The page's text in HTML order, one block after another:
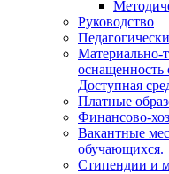
Руководство
Материально-
оснащенность
Доступная
Платные
Финансово-
Вакантные
обучающихся.
Стипендии и